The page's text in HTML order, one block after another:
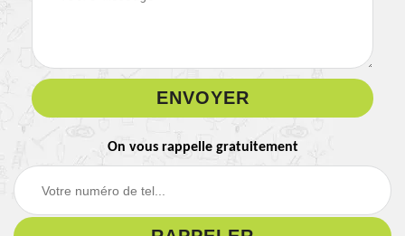
On vous rappelle gratuitement